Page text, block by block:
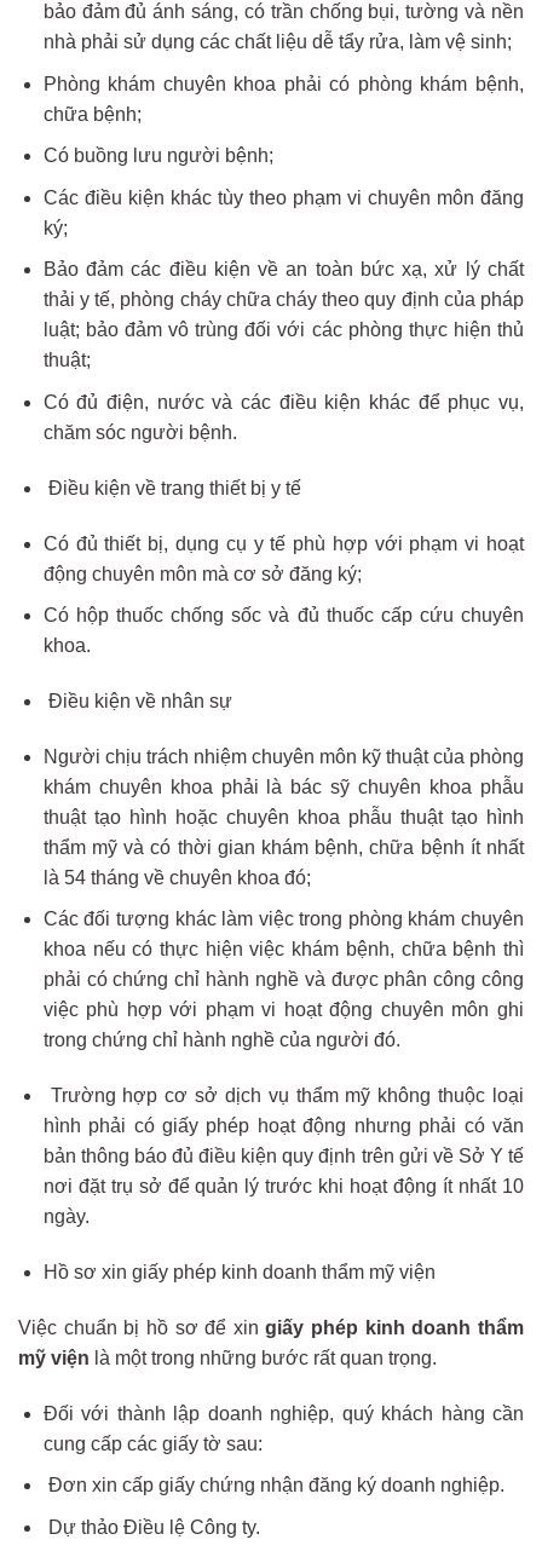
bảo đảm đủ ánh sáng, có trần chống bụi, tường và nền
nhà phải sử dụng các chất liệu dễ tẩy rửa, làm vệ sinh;
Phòng khám chuyên khoa phải có phòng khám bệnh,
chữa bệnh;
Có buồng lưu người bệnh;
Các điều kiện khác tùy theo phạm vi chuyên môn đăng
ký;
Bảo đảm các điều kiện về an toàn bức xạ, xử lý chất
thải y tế, phòng cháy chữa cháy theo quy định của pháp
luật; bảo đảm vô trùng đối với các phòng thực hiện thủ
thuật;
Có đủ điện, nước và các điều kiện khác để phục vụ,
chăm sóc người bệnh.
Điều kiện về trang thiết bị y tế
Có đủ thiết bị, dụng cụ y tế phù hợp với phạm vi hoạt
động chuyên môn mà cơ sở đăng ký;
Có hộp thuốc chống sốc và đủ thuốc cấp cứu chuyên
khoa.
Điều kiện về nhân sự
Người chịu trách nhiệm chuyên môn kỹ thuật của phòng
khám chuyên khoa phải là bác sỹ chuyên khoa phẫu
thuật tạo hình hoặc chuyên khoa phẫu thuật tạo hình
thẩm mỹ và có thời gian khám bệnh, chữa bệnh ít nhất
là 54 tháng về chuyên khoa đó;
Các đối tượng khác làm việc trong phòng khám chuyên
khoa nếu có thực hiện việc khám bệnh, chữa bệnh thì
phải có chứng chỉ hành nghề và được phân công công
việc phù hợp với phạm vi hoạt động chuyên môn ghi
trong chứng chỉ hành nghề của người đó.
Trường hợp cơ sở dịch vụ thẩm mỹ không thuộc loại
hình phải có giấy phép hoạt động nhưng phải có văn
bản thông báo đủ điều kiện quy định trên gửi về Sở Y tế
nơi đặt trụ sở để quản lý trước khi hoạt động ít nhất 10
ngày.
Hồ sơ xin giấy phép kinh doanh thẩm mỹ viện
Việc chuẩn bị hồ sơ để xingiấy phép kinh doanh thẩm
mỹ viện là một trong những bước rất quan trọng.
Đối với thành lập doanh nghiệp, quý khách hàng cần
cung cấp các giấy tờ sau:
Đơn xin cấp giấy chứng nhận đăng ký doanh nghiệp.
Dự thảo Điều lệ Công ty.